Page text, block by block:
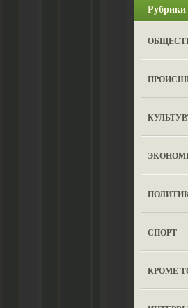
Рубрики
СПОРТ
КРОМЕ